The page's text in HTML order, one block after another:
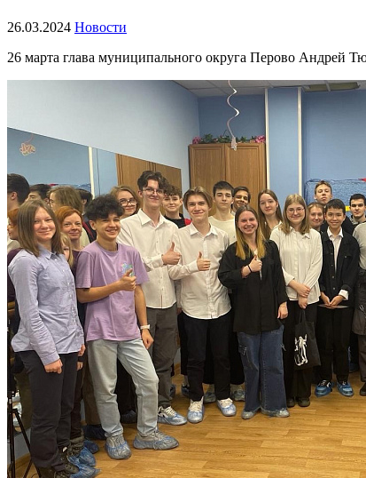
26.03.2024 Новости
26 марта глава муниципального округа Перово Андрей